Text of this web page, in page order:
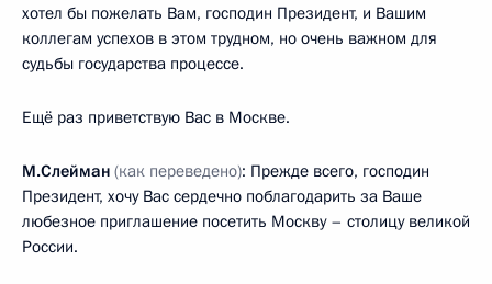
хотел бы пожелать Вам, господин Президент, и Вашим
коллегам успехов в этом трудном, но очень важном для
судьбы государства процессе.
Ещё раз приветствую Вас в Москве.
М.Слейман (как переведено): Прежде всего, господин
Президент, хочу Вас сердечно поблагодарить за Ваше
любезное приглашение посетить Москву – столицу великой
России.